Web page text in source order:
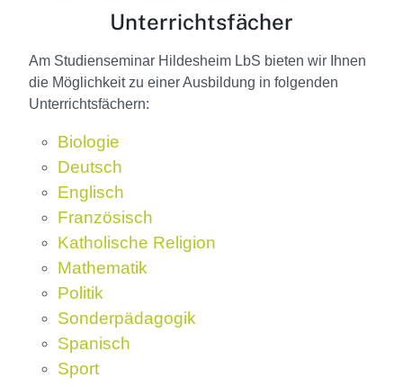
Unterrichtsfächer
Am Studienseminar Hildesheim LbS bieten wir Ihnen
die Möglichkeit zu einer Ausbildung in folgenden
Unterrichtsfächern:
Biologie
Deutsch
Englisch
Französisch
Katholische Religion
Mathematik
Politik
Sonderpädagogik
Spanisch
Sport